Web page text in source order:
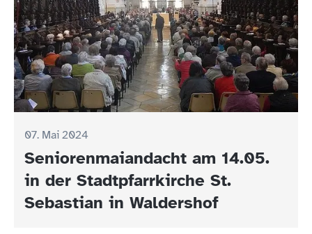
07. Mai 2024
Seniorenmaiandacht am 14.05.
in der Stadtpfarrkirche St.
Sebastian in Waldershof